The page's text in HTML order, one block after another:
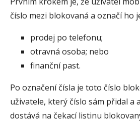
číslo mezi blokovaná a označí ho
prodej po telefonu;
otravná osoba; nebo
finanční past.
Po označení čísla je toto číslo
uživatele, který číslo sám přidal a
dostává na čekací listinu